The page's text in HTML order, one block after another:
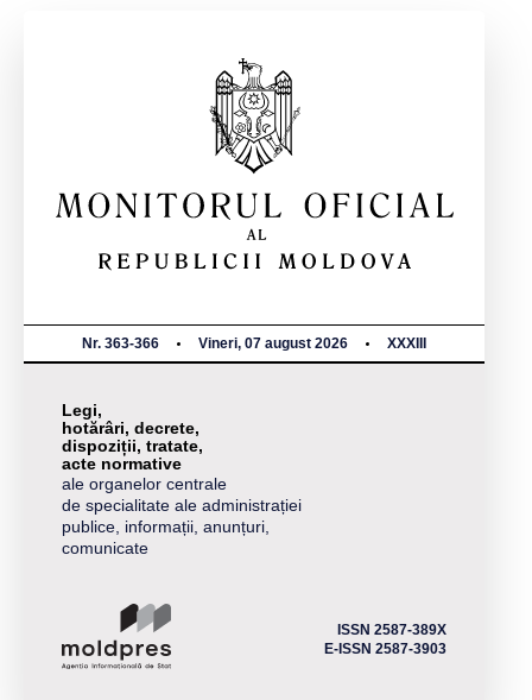
Nr. 363-366 Vineri, 07 august 2026 XXXIII
Legi,
hotărâri, decrete,
dispoziții, tratate,
acte normative
ale organelor centrale
de specialitate ale administrației
publice, informații, anunțuri,
comunicate
ISSN 2587-389X
E-ISSN 2587-3903